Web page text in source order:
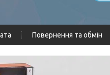
Повернення та обмін